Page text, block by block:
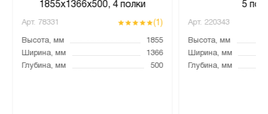
1855x1366x500, 4 полки
Арт. 78331 (1)
Высота, мм
1855
Ширина, мм
1366
Глубина, мм
500
5
Арт. 220343
Высота, мм
Ширина, мм
Глубина, мм